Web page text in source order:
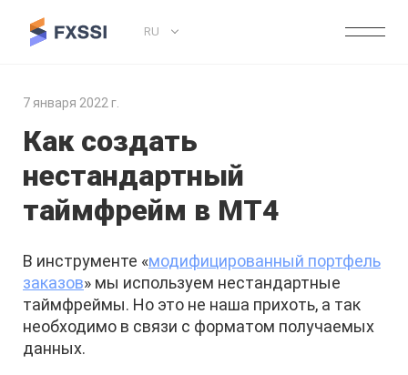
RU
7 января 2022 г.
Как создать
нестандартный
таймфрейм в МТ4
В инструменте «модифицированный портфель
заказов» мы используем нестандартные
таймфреймы. Но это не наша прихоть, а так
необходимо в связи с форматом получаемых
данных.